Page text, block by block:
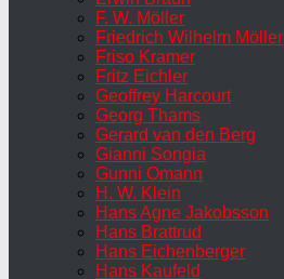
F. W. Möller
Friedrich Wilhelm Möller
Friso Kramer
Fritz Eichler
Geoffrey Harcourt
Georg Thams
Gerard van den Berg
Gianni Songia
Gunni Omann
H. W. Klein
Hans Agne Jakobsson
Hans Brattrud
Hans Eichenberger
Hans Kaufeld